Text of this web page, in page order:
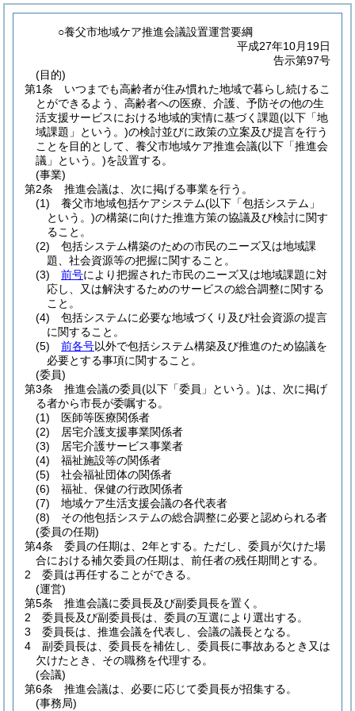
○養父市地域ケア推進会議設置運営要綱
平成27年10月19日
告示第97号
(目的)
第1条
いつまでも高齢者が住み慣れた地域で暮らし続けるこ
とができるよう、高齢者への医療、介護、予防その他の生
活支援サービスにおける地域的実情に基づく課題(以下「地
域課題」という。)の検討並びに政策の立案及び提言を行う
ことを目的として、養父市地域ケア推進会議(以下「推進会
議」という。)を設置する。
(事業)
第2条
推進会議は、次に掲げる事業を行う。
(1)
養父市地域包括ケアシステム(以下「包括システム」
という。)の構築に向けた推進方策の協議及び検討に関す
ること。
(2)
包括システム構築のための市民のニーズ又は地域課
題、社会資源等の把握に関すること。
(3)
前号により把握された市民のニーズ又は地域課題に対
応し、又は解決するためのサービスの総合調整に関する
こと。
(4)
包括システムに必要な地域づくり及び社会資源の提言
に関すること。
(5)
前各号以外で包括システム構築及び推進のため協議を
必要とする事項に関すること。
(委員)
第3条
推進会議の委員(以下「委員」という。)は、次に掲げ
る者から市長が委嘱する。
(1)
医師等医療関係者
(2)
居宅介護支援事業関係者
(3)
居宅介護サービス事業者
(4)
福祉施設等の関係者
(5)
社会福祉団体の関係者
(6)
福祉、保健の行政関係者
(7)
地域ケア生活支援会議の各代表者
(8)
その他包括システムの総合調整に必要と認められる者
(委員の任期)
第4条
委員の任期は、2年とする。 ただし、委員が欠けた場
合における補欠委員の任期は、前任者の残任期間とする。
2
委員は再任することができる。
(運営)
第5条
推進会議に委員長及び副委員長を置く。
2
委員長及び副委員長は、委員の互選により選出する。
3
委員長は、推進会議を代表し、会議の議長となる。
4
副委員長は、委員長を補佐し、委員長に事故あるとき又は
欠けたとき、その職務を代理する。
(会議)
第6条
推進会議は、必要に応じて委員長が招集する。
(事務局)